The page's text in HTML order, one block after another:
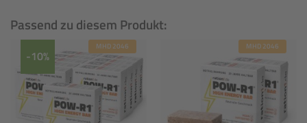
Passend zu diesem Produkt:
-10%
MHD 2046 MHD 2046